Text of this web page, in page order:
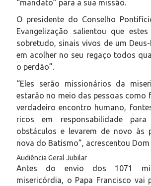
“mandato” para a sua missão.
O presidente do Conselho
Evangelização salientou que
sobretudo, sinais vivos de um
em acolher no seu regaço todos
o perdão”.
“Eles serão missionários da
estarão no meio das pessoas como
verdadeiro encontro humano,
ricos em responsabilidade para
obstáculos e levarem de novo às
nova do Batismo”, acrescentou Dom
Audiência Geral Jubilar
Antes do envio dos 1071
misericórdia, o Papa Francisco vai